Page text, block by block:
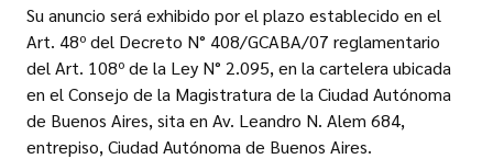
Su anuncio será exhibido por el plazo establecido en el
Art. 48º del Decreto N° 408/GCABA/07 reglamentario
del Art. 108º de la Ley N° 2.095, en la cartelera ubicada
en el Consejo de la Magistratura de la Ciudad Autónoma
de Buenos Aires, sita en Av. Leandro N. Alem 684,
entrepiso, Ciudad Autónoma de Buenos Aires.